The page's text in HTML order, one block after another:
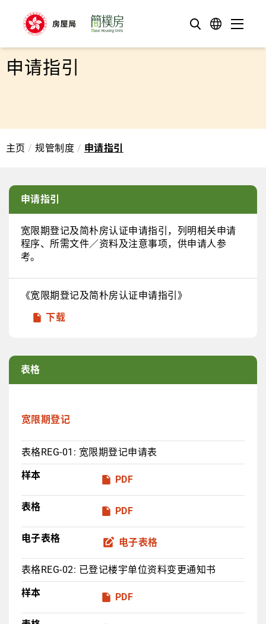
目录
语言
搜寻
申请指引
主页 规管制度 申请指引
申请指引
宽限期登记及简朴房认证申请指引，列明相关申请
程序、所需文件／资料及注意事项，供申请人参
考。
《宽限期登记及简朴房认证申请指引》
下载
表格
宽限期登记
表格REG-01: 宽限期登记申请表
样本 PDF
表格 PDF
电子表格 电子表格
表格REG-02: 已登记楼宇单位资料变更通知书
样本 PDF